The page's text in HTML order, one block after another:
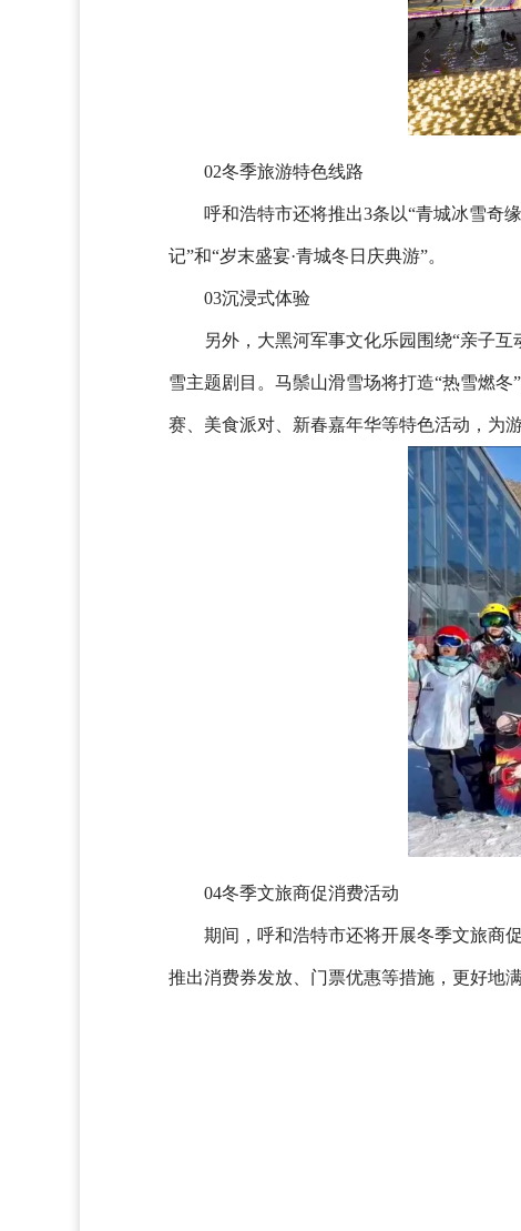
02冬季旅游特色线路
呼和浩特市还将推出3条以“青城冰雪奇
记”和“岁末盛宴·青城冬日庆典游”。
03沉浸式体验
另外，大黑河军事文化乐园围绕“亲子
雪主题剧目。马鬃山滑雪场将打造“热雪燃
赛、美食派对、新春嘉年华等特色活动，为
04冬季文旅商促消费活动
期间，呼和浩特市还将开展冬季文旅商
推出消费券发放、门票优惠等措施，更好地